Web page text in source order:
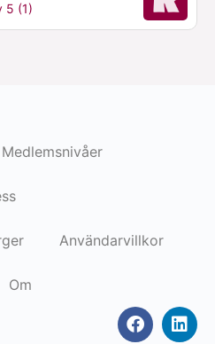
5 (1)
Medlemsnivåer
Användarvillkor
Om